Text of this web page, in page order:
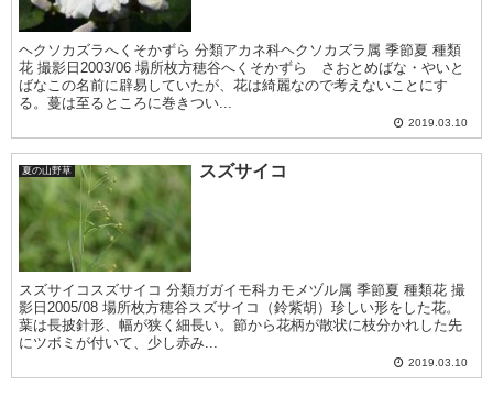
ヘクソカズラへくそかずら 分類アカネ科ヘクソカズラ属 季節夏 種類
花 撮影日2003/06 場所枚方穂谷へくそかずら さおとめばな・やいと
ばなこの名前に辟易していたが、花は綺麗なので考えないことにす
る。蔓は至るところに巻きつい...
2019.03.10
夏の山野草 スズサイコ
スズサイコスズサイコ 分類ガガイモ科カモメヅル属 季節夏 種類花 撮
影日2005/08 場所枚方穂谷スズサイコ（鈴紫胡）珍しい形をした花。
葉は長披針形、幅が狭く細長い。節から花柄が散状に枝分かれした先
にツボミが付いて、少し赤み...
2019.03.10